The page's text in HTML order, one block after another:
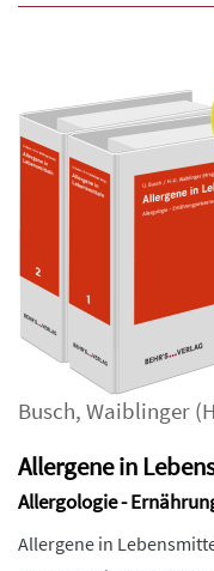
Busch, Waiblinger
Allergene in
Allergologie -
Allergene in